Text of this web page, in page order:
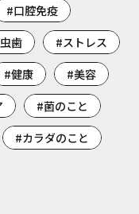
#口腔免疫
歯
#ストレス
#健康
#美容
#菌のこと
#カラダのこと